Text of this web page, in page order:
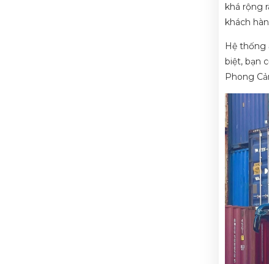
khá rộng
khách
Hệ thống
biệt, bạn
Phong